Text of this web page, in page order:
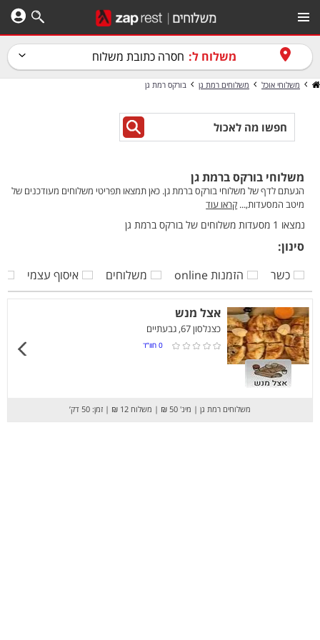
משלוח ל: חסרה כתובת משלוח
משלוחי אוכל משלוחים רמת גן בורקס רמת גן
משלוחי בורקס ברמת גן
הגעתם לדף של משלוחי בורקס ברמת גן. כאן תמצאו תפריטי משלוחים מעודכנים של
מיטב המסעדות,... קראו עוד
נמצאו 1 מסעדות משלוחים של בורקס ברמת גן
סינון:
כשר
הזמנות online משלוחים איסוף עצמי
אצל מנש
כצנלסון 67, גבעתיים
0 חוו”ד
משלוחים רמת גן | מינ' 50 ₪ | משלוח 12 ₪ | זמן: 50 דק’